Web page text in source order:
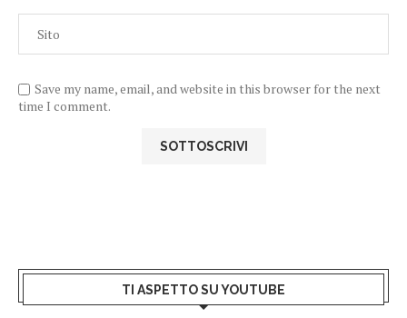
Save my name, email, and website in this browser for the next
time I comment.
TI ASPETTO SU YOUTUBE